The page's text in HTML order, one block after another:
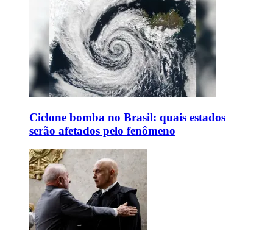
Ciclone bomba no Brasil: quais estados
serão afetados pelo fenômeno